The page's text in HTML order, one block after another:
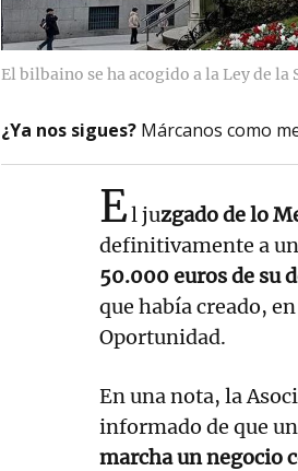
El bilbaino se ha acogido a la Ley de la
¿Ya nos sigues? Márcanos como
El juzgado de lo
definitivamente a
50.000 euros de su
que había creado,
Oportunidad.
En una nota, la
informado de que
marcha un negocio